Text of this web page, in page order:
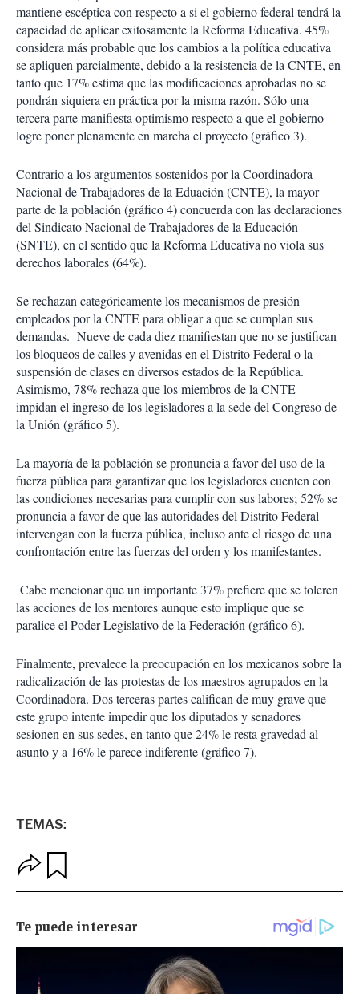
mantiene escéptica con respecto a si el gobierno federal tendrá la
capacidad de aplicar exitosamente la Reforma Educativa. 45%
considera más probable que los cambios a la política educativa
se apliquen parcialmente, debido a la resistencia de la CNTE, en
tanto que 17% estima que las modificaciones aprobadas no se
pondrán siquiera en práctica por la misma razón. Sólo una
tercera parte manifiesta optimismo respecto a que el gobierno
logre poner plenamente en marcha el proyecto (gráfico 3).
Contrario a los argumentos sostenidos por la Coordinadora
Nacional de Trabajadores de la Eduación (CNTE), la mayor
parte de la población (gráfico 4) concuerda con las declaraciones
del Sindicato Nacional de Trabajadores de la Educación
(SNTE), en el sentido que la Reforma Educativa no viola sus
derechos laborales (64%).
Se rechazan categóricamente los mecanismos de presión
empleados por la CNTE para obligar a que se cumplan sus
demandas. Nueve de cada diez manifiestan que no se justifican
los bloqueos de calles y avenidas en el Distrito Federal o la
suspensión de clases en diversos estados de la República.
Asimismo, 78% rechaza que los miembros de la CNTE
impidan el ingreso de los legisladores a la sede del Congreso de
la Unión (gráfico 5).
La mayoría de la población se pronuncia a favor del uso de la
fuerza pública para garantizar que los legisladores cuenten con
las condiciones necesarias para cumplir con sus labores; 52% se
pronuncia a favor de que las autoridades del Distrito Federal
intervengan con la fuerza pública, incluso ante el riesgo de una
confrontación entre las fuerzas del orden y los manifestantes.
Cabe mencionar que un importante 37% prefiere que se toleren
las acciones de los mentores aunque esto implique que se
paralice el Poder Legislativo de la Federación (gráfico 6).
Finalmente, prevalece la preocupación en los mexicanos sobre la
radicalización de las protestas de los maestros agrupados en la
Coordinadora. Dos terceras partes califican de muy grave que
este grupo intente impedir que los diputados y senadores
sesionen en sus sedes, en tanto que 24% le resta gravedad al
asunto y a 16% le parece indiferente (gráfico 7).
TEMAS:
p
i
o
r